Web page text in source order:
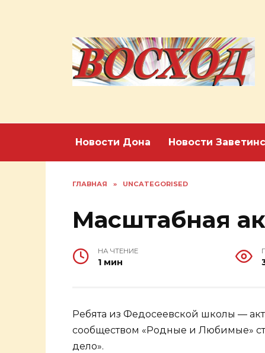
Новости Дона Новости
ГЛАВНАЯ » UNCATEGORISED
Масштабная
НА ЧТЕНИЕ
1 мин
Ребята из Федосеевской школы —
сообществом «Родные и Любимые»
дело».